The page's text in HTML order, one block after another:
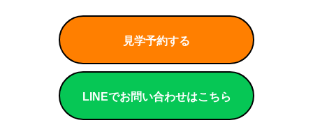
見学予約する
LINEでお問い合わせはこちら